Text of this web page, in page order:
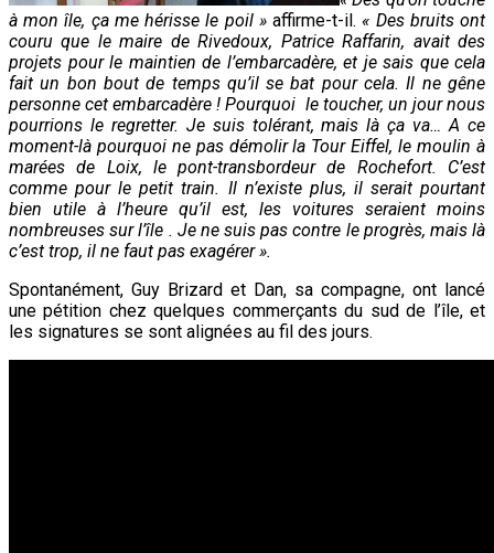
à mon île, ça me hérisse le poil » affirme-t-il.« Des bruits ont
couru que le maire de Rivedoux, Patrice Raffarin, avait des
projets pour le maintien de l’embarcadère, et je sais que cela
fait un bon bout de temps qu’il se bat pour cela. Il ne gêne
personne cet embarcadère ! Pourquoi le toucher, un jour nous
pourrions le regretter. Je suis tolérant, mais là ça va… A ce
moment-là pourquoi ne pas démolir la Tour Eiffel, le moulin à
marées de Loix, le pont-transbordeur de Rochefort. C’est
comme pour le petit train. Il n’existe plus, il serait pourtant
bien utile à l’heure qu’il est, les voitures seraient moins
nombreuses sur l’île . Je ne suis pas contre le progrès, mais là
c’est trop, il ne faut pas exagérer ».
Spontanément, Guy Brizard et Dan, sa compagne, ont lancé
une pétition chez quelques commerçants du sud de l’île, et
les signatures se sont alignées au fil des jours.